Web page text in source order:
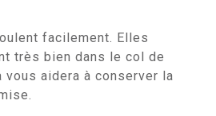
facilement. Elles
très bien dans le col de
vous aidera à conserver la